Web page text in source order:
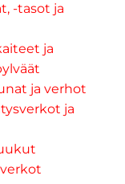
-tasot ja
ja
ja verhot
ja